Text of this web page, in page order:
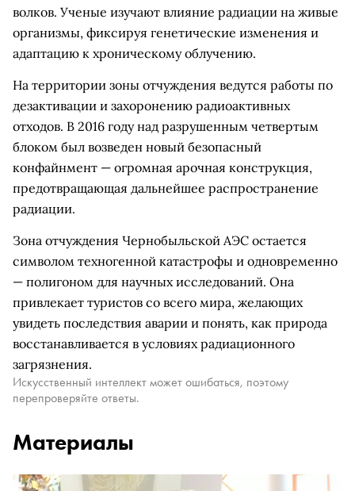
волков. Ученые изучают влияние радиации на живые
организмы, фиксируя генетические изменения и
адаптацию к хроническому облучению.
На территории зоны отчуждения ведутся работы по
дезактивации и захоронению радиоактивных
отходов. В 2016 году над разрушенным четвертым
блоком был возведен новый безопасный
конфайнмент — огромная арочная конструкция,
предотвращающая дальнейшее распространение
радиации.
Зона отчуждения Чернобыльской АЭС остается
символом техногенной катастрофы и одновременно
— полигоном для научных исследований. Она
привлекает туристов со всего мира, желающих
увидеть последствия аварии и понять, как природа
восстанавливается в условиях радиационного
загрязнения.
Искусственный интеллект может ошибаться, поэтому
перепроверяйте ответы.
Материалы